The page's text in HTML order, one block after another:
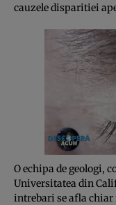
cauzele disparitiei
O echipa de geologi,
Universitatea din
intrebari se afla chiar